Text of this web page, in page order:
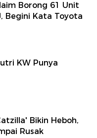
Borong 61 Unit
Begini Kata Toyota
KW Punya
Bikin Heboh,
Rusak